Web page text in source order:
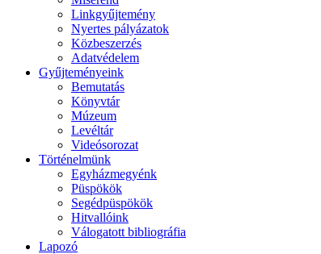
Linkgyűjtemény
Nyertes pályázatok
Közbeszerzés
Adatvédelem
Gyűjteményeink
Bemutatás
Könyvtár
Múzeum
Levéltár
Videósorozat
Történelmünk
Egyházmegyénk
Püspökök
Segédpüspökök
Hitvallóink
Válogatott bibliográfia
Lapozó